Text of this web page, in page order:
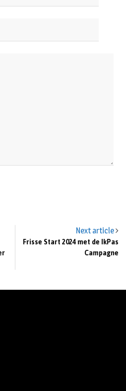
Next article
Frisse Start 2024 met de IkPas
Campagne